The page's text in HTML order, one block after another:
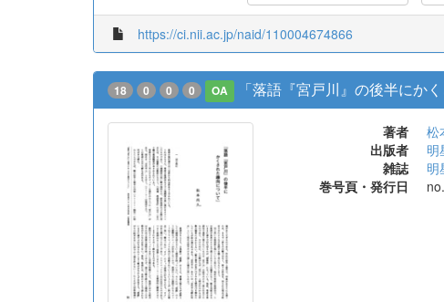
https://ci.nii.ac.jp/naid/110004674866
18 0 0 0 OA 「落語『宮戸川』の後半にか
著者
松
出版者
明
雑誌
明
巻号頁・発行日